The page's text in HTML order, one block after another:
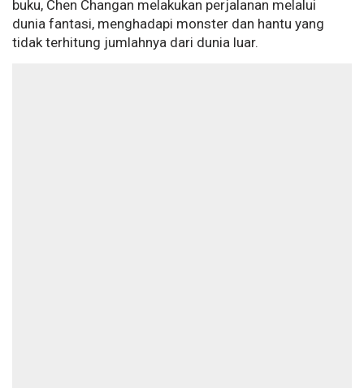
buku, Chen Changan melakukan perjalanan melalui
dunia fantasi, menghadapi monster dan hantu yang
tidak terhitung jumlahnya dari dunia luar.